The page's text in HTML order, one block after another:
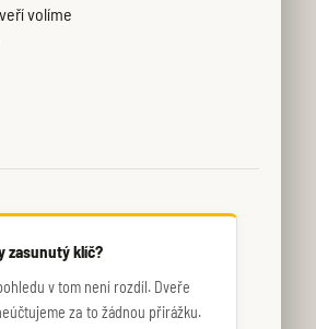
volíme
zasunutý klíč?
v tom není rozdíl. Dveře
za to žádnou přirážku.